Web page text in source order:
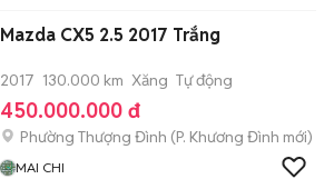
Mazda CX5 2.5 2017 Trắng
2017 130.000 km Xăng Tự động
450.000.000 đ
Phường Thượng Đình (P. Khương Đình mới)
MAI CHI